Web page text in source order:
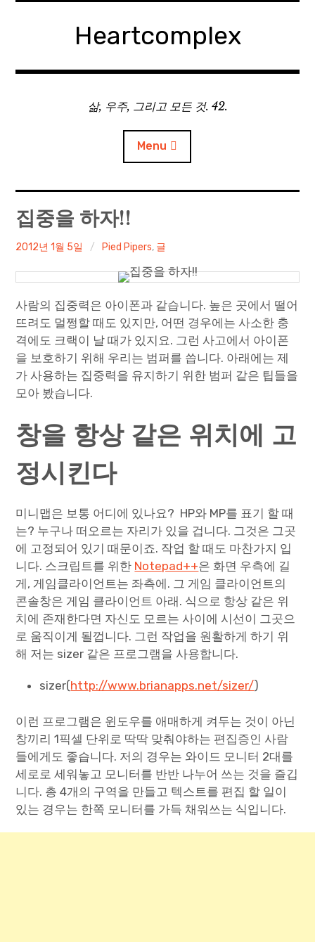
Heartcomplex
삶, 우주, 그리고 모든 것. 42.
Menu
홈
Private Military Manager: Tactical Auto Battler
Plebby Quest: The Crusades
GOTYS
Paper Star Fighters
Homemade Studio
English
집중을 하자!!
irene
2012년 1월 5일 Pied Pipers, 글
사람의 집중력은 아이폰과 같습니다. 높은 곳에서 떨어
뜨려도 멀쩡할 때도 있지만, 어떤 경우에는 사소한 충
격에도 크랙이 날 때가 있지요. 그런 사고에서 아이폰
을 보호하기 위해 우리는 범퍼를 씁니다. 아래에는 제
가 사용하는 집중력을 유지하기 위한 범퍼 같은 팁들을
모아 봤습니다.
창을 항상 같은 위치에 고
정시킨다
미니맵은 보통 어디에 있나요? HP와 MP를 표기 할 때
는? 누구나 떠오르는 자리가 있을 겁니다. 그것은 그곳
에 고정되어 있기 때문이죠. 작업 할 때도 마찬가지 입
니다. 스크립트를 위한 Notepad++은 화면 우측에 길
게, 게임클라이언트는 좌측에. 그 게임 클라이언트의
콘솔창은 게임 클라이언트 아래. 식으로 항상 같은 위
치에 존재한다면 자신도 모르는 사이에 시선이 그곳으
로 움직이게 될껍니다. 그런 작업을 원활하게 하기 위
해 저는 sizer 같은 프로그램을 사용합니다.
sizer(http://www.brianapps.net/sizer/)
이런 프로그램은 윈도우를 애매하게 켜두는 것이 아닌
창끼리 1픽셀 단위로 딱딱 맞춰야하는 편집증인 사람
들에게도 좋습니다. 저의 경우는 와이드 모니터 2대를
세로로 세워놓고 모니터를 반반 나누어 쓰는 것을 즐깁
니다. 총 4개의 구역을 만들고 텍스트를 편집 할 일이
있는 경우는 한쪽 모니터를 가득 채워쓰는 식입니다.